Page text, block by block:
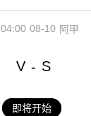
08-10
04:00 阿甲
V - S
即将开始